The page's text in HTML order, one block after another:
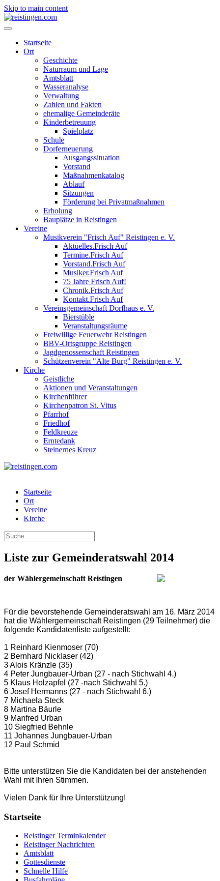
Skip to main content
Startseite
Ort
Geschichte
Naturraum und Lage
Amtsblatt
Wasseranalyse
Verwaltung
Zahlen und Fakten
ehemalige Gemeinderäte
Kinderbetreuung
Spielplatz
Schule
Dorferneuerung
Ausgangssituation
Vorstand
Maßnahmenkatalog
Ablauf
Sitzungen
Förderung bei Privatmaßnahmen
Erholung
Bauplätze in Reistingen
Vereine
Musikverein "Frisch Auf" Reistingen e. V.
Aktuelles.Frisch Auf
Termine.Frisch Auf
Vorstand.Frisch Auf
Musiker.Frisch Auf
75 Jahre Frisch Auf!
Chronik.Frisch Auf
Kontakt.Frisch Auf
Vereinsgemeinschaft Dorfhaus e. V.
Bierstüble
Veranstaltungsräume
Freiwillige Feuerwehr Reistingen
BBV-Ortsgruppe Reistingen
Jagdgenossenschaft Reistingen
Schützenverein "Alte Burg" Reistingen e. V.
Kirche
Geistliche
Aktionen und Veranstaltungen
Kirchenführer
Kirchenpatron St. Vitus
Pfarrhof
Friedhof
Feldkreuze
Erntedank
Steinernes Kreuz
Startseite
Ort
Vereine
Kirche
Liste zur Gemeinderatswahl 2014
der Wählergemeinschaft Reistingen
Für die bevorstehende Gemeinderatswahl am 16. März 2014
hat die Wählergemeinschaft Reistingen (29 Teilnehmer) die
folgende Kandidatenliste aufgestellt:
1 Reinhard Kienmoser (70)
2 Bernhard Nicklaser (42)
3 Alois Kränzle (35)
4 Peter Jungbauer-Urban (27 - nach Stichwahl 4.)
5 Klaus Holzapfel (27 -nach Stichwahl 5.)
6 Josef Hermanns (27 - nach Stichwahl 6.)
7 Michaela Steck
8 Martina Bäurle
9 Manfred Urban
10 Siegfried Behnle
11 Johannes Jungbauer-Urban
12 Paul Schmid
Bitte unterstützen Sie die Kandidaten bei der anstehenden
Wahl mit Ihren Stimmen.
Vielen Dank für Ihre Unterstützung!
Startseite
Reistinger Terminkalender
Reistinger Nachrichten
Amtsblatt
Gottesdienste
Schnelle Hilfe